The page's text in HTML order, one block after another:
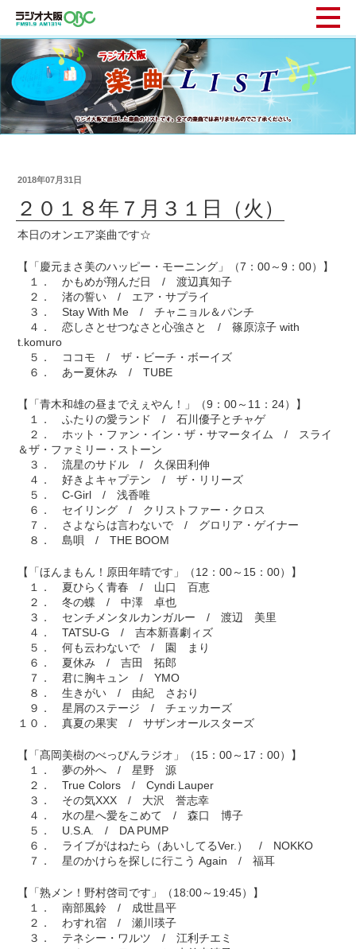
2018年07月31日
２０１８年７月３１日（火）
本日のオンエア楽曲です☆
【「慶元まさ美のハッピー・モーニング」（7：00～9：00）】
１． かもめが翔んだ日 / 渡辺真知子
２． 渚の誓い / エア・サプライ
３． Stay With Me / チャニョル＆パンチ
４． 恋しさとせつなさと心強さと / 篠原涼子 with
t.komuro
５． ココモ / ザ・ビーチ・ボーイズ
６． あー夏休み / TUBE
【「青木和雄の昼までえぇやん！」（9：00～11：24）】
１． ふたりの愛ランド / 石川優子とチャゲ
２． ホット・ファン・イン・ザ・サマータイム / スライ
＆ザ・ファミリー・ストーン
３． 流星のサドル / 久保田利伸
４． 好きよキャプテン / ザ・リリーズ
５． C-Girl / 浅香唯
６． セイリング / クリストファー・クロス
７． さよならは言わないで / グロリア・ゲイナー
８． 島唄 / THE BOOM
【「ほんまもん！原田年晴です」（12：00～15：00）】
１． 夏ひらく青春 / 山口 百恵
２． 冬の蝶 / 中澤 卓也
３． センチメンタルカンガルー / 渡辺 美里
４． TATSU-G / 吉本新喜劇ィズ
５． 何も云わないで / 園 まり
６． 夏休み / 吉田 拓郎
７． 君に胸キュン / YMO
８． 生きがい / 由紀 さおり
９． 星屑のステージ / チェッカーズ
１０． 真夏の果実 / サザンオールスターズ
【「髙岡美樹のべっぴんラジオ」（15：00～17：00）】
１． 夢の外へ / 星野 源
２． True Colors / Cyndi Lauper
３． その気XXX / 大沢 誉志幸
４． 水の星へ愛をこめて / 森口 博子
５． U.S.A. / DA PUMP
６． ライブがはねたら（あいしてるVer.） / NOKKO
７． 星のかけらを探しに行こう Again / 福耳
【「熟メン！野村啓司です」（18:00～19:45）】
１． 南部風鈴 / 成世昌平
２． わすれ宿 / 瀬川瑛子
３． テネシー・ワルツ / 江利チエミ